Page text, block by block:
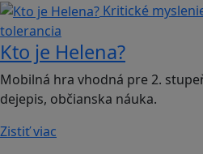
Kritické
tolerancia
Kto je Helena?
Mobilná hra vhodná pre 2.
dejepis, občianska náuka.
Zistiť viac